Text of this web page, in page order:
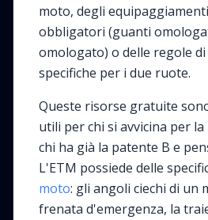
moto, degli
obbligatori (guanti
omologato) o delle regole
specifiche per i due ruote.
Queste risorse gratuite
utili per chi si avvicina per
chi ha già la patente B e
L'ETM possiede delle
moto: gli angoli ciechi di un
frenata d'emergenza, la